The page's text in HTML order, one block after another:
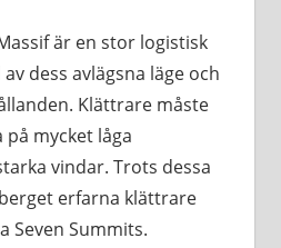
är en stor logistisk
dess avlägsna läge och
Klättrare måste
mycket låga
vindar. Trots dessa
erfarna klättrare
Seven Summits.